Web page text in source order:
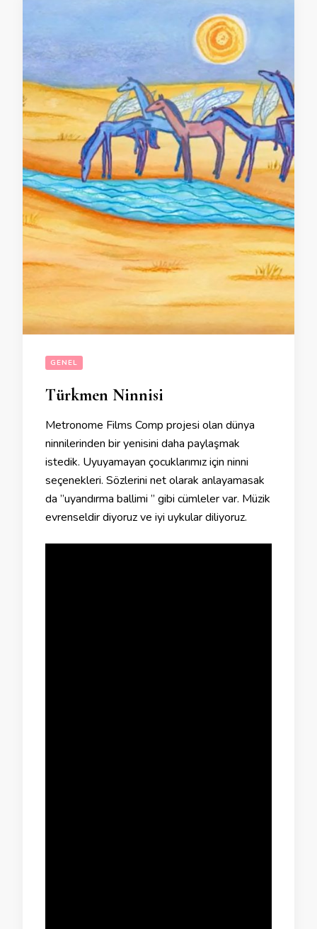
GENEL
Türkmen Ninnisi
Metronome Films Comp projesi olan dünya
ninnilerinden bir yenisini daha paylaşmak
istedik. Uyuyamayan çocuklarımız için ninni
seçenekleri. Sözlerini net olarak anlayamasak
da ”uyandırma ballimi ” gibi cümleler var. Müzik
evrenseldir diyoruz ve iyi uykular diliyoruz.